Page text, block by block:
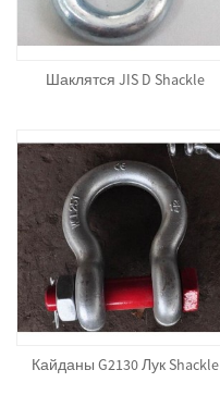
Шаклятся JIS D Shackle
Кайданы G2130 Лук Shackle